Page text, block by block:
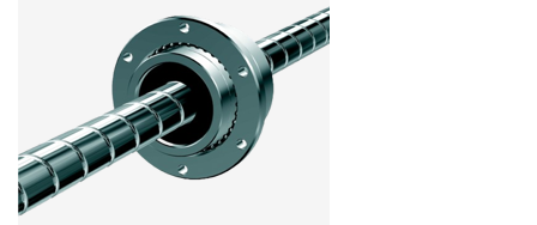
Nákupný zoznam
Partner Zone